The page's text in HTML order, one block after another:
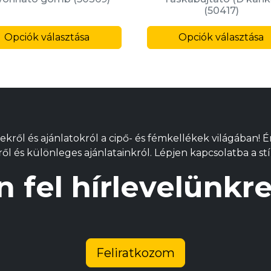
Opciók választása
terméknek
a
termékoldalon
ki
(50417)
Opciók választása
és ajánlatokról a cipő- és fémkellékek világában!
és különleges ajánlatainkról. Lépjen kapcsolatba a
fel
Feliratkozom